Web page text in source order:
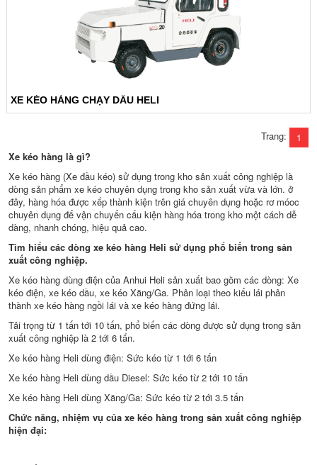
XE KÉO HÀNG CHẠY DẦU HELI
Trang:
1
Xe kéo hàng là gì?
Xe kéo hàng (Xe đầu kéo) sử dụng trong kho sản xuất công nghiệp là
dòng sản phẩm xe kéo chuyên dụng trong kho sản xuất vừa và lớn. ở
đây, hàng hóa được xếp thành kiện trên giá chuyên dụng hoặc rơ móoc
chuyên dụng để vận chuyển cấu kiện hàng hóa trong kho một cách dễ
dàng, nhanh chóng, hiệu quả cao.
Tìm hiểu các dòng xe kéo hàng Heli sử dụng phổ biến trong sản
xuất công nghiệp.
Xe kéo hàng dùng điện của Anhui Heli sản xuất bao gồm các dòng: Xe
kéo điện, xe kéo dầu, xe kéo Xăng/Ga. Phân loại theo kiểu lái phân
thành xe kéo hàng ngồi lái và xe kéo hàng đứng lái.
Tải trọng từ 1 tấn tới 10 tấn, phổ biến các dòng được sử dụng trong sản
xuất công nghiệp là 2 tới 6 tấn.
Xe kéo hàng Heli dùng điện: Sức kéo từ 1 tới 6 tấn
Xe kéo hàng Heli dùng dầu Diesel: Sức kéo từ 2 tới 10 tấn
Xe kéo hàng Heli dùng Xăng/Ga: Sức kéo từ 2 tới 3.5 tấn
Chức năng, nhiệm vụ của xe kéo hàng trong sản xuất công nghiệp
hiện đại: